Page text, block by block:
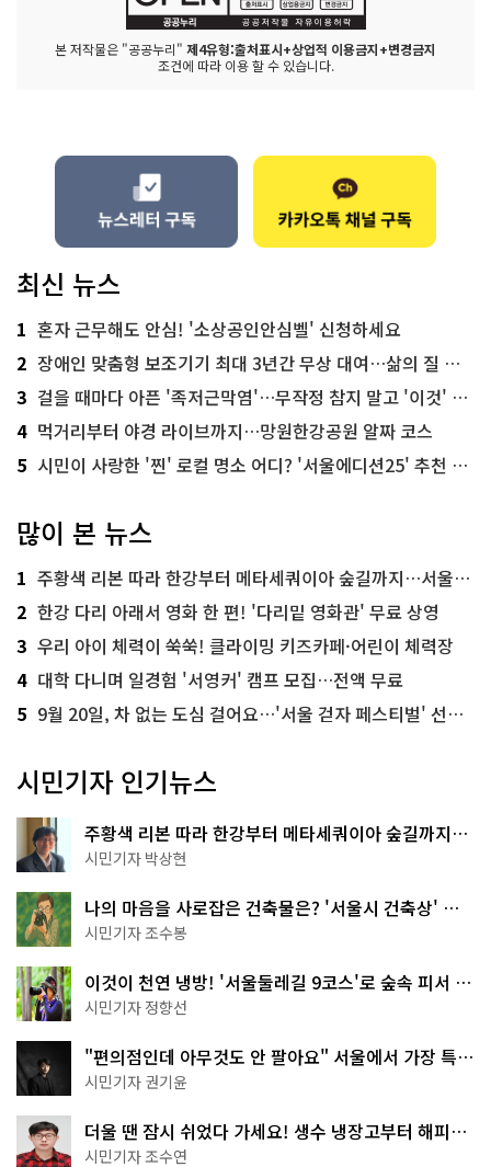
본 저작물은 "공공누리" 제4유형:출처표시+상업적 이용금지+변경금지
조건에 따라 이용 할 수 있습니다.
최신 뉴스
1 혼자 근무해도 안심! '소상공인안심벨' 신청하세요
2 장애인 맞춤형 보조기기 최대 3년간 무상 대여…삶의 질 높인다
3 걸을 때마다 아픈 '족저근막염'…무작정 참지 말고 '이것' 해보세요!
4 먹거리부터 야경 라이브까지…망원한강공원 알짜 코스
5 시민이 사랑한 '찐' 로컬 명소 어디? '서울에디션25' 추천 코스
많이 본 뉴스
1 주황색 리본 따라 한강부터 메타세쿼이아 숲길까지…서울둘레길 15코스
2 한강 다리 아래서 영화 한 편! '다리밑 영화관' 무료 상영
3 우리 아이 체력이 쑥쑥! 클라이밍 키즈카페·어린이 체력장
4 대학 다니며 일경험 '서영커' 캠프 모집…전액 무료
5 9월 20일, 차 없는 도심 걸어요…'서울 걷자 페스티벌' 선착순 5천명
시민기자 인기뉴스
주황색 리본 따라 한강부터 메타세쿼이아 숲길까지…
서울둘레길 15코스
시민기자 박상현
나의 마음을 사로잡은 건축물은? '서울시 건축상' 수
상작 공개!
시민기자 조수봉
이것이 천연 냉방! '서울둘레길 9코스'로 숲속 피서 떠
나볼까
시민기자 정향선
"편의점인데 아무것도 안 팔아요" 서울에서 가장 특별
한 편의점의 정체
시민기자 권기윤
더울 땐 잠시 쉬었다 가세요! 생수 냉장고부터 해피소
·무더위쉼터까지
시민기자 조수연